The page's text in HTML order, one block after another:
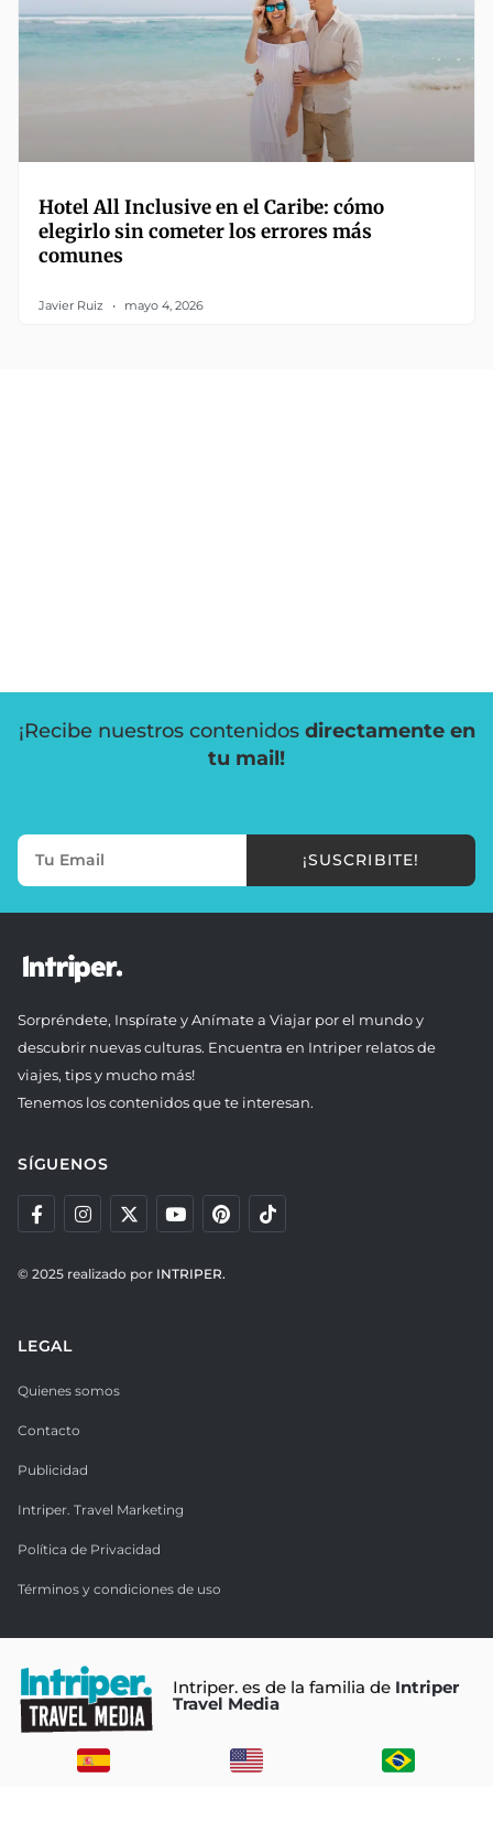
Hotel All Inclusive en el Caribe: cómo
elegirlo sin cometer los errores más
comunes
Javier Ruiz mayo 4, 2026
¡Recibe nuestros contenidos directamente en
tu mail!
¡SUSCRIBITE!
Sorpréndete, Inspírate y Anímate a Viajar por el mundo y
descubrir nuevas culturas. Encuentra en Intriper relatos de
viajes, tips y mucho más!
Tenemos los contenidos que te interesan.
SÍGUENOS
© 2025 realizado por INTRIPER.
LEGAL
Quienes somos
Contacto
Publicidad
Intriper. Travel Marketing
Política de Privacidad
Términos y condiciones de uso
Intriper. es de la familia de Intriper
Travel Media